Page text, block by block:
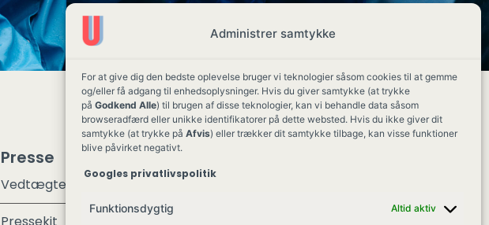
Administrer samtykke
For at give dig den bedste oplevelse bruger vi teknologier såsom cookies til at gemme
og/eller få adgang til enhedsoplysninger. Hvis du giver samtykke (at trykke
på Godkend Alle) til brugen af disse teknologier, kan vi behandle data såsom
browseradfærd eller unikke identifikatorer på dette websted. Hvis du ikke giver dit
samtykke (at trykke på Afvis) eller trækker dit samtykke tilbage, kan visse funktioner
blive påvirket negativt.
Googles privatlivspolitik
Funktionsdygtig Altid aktiv
Presse
Vedtægter